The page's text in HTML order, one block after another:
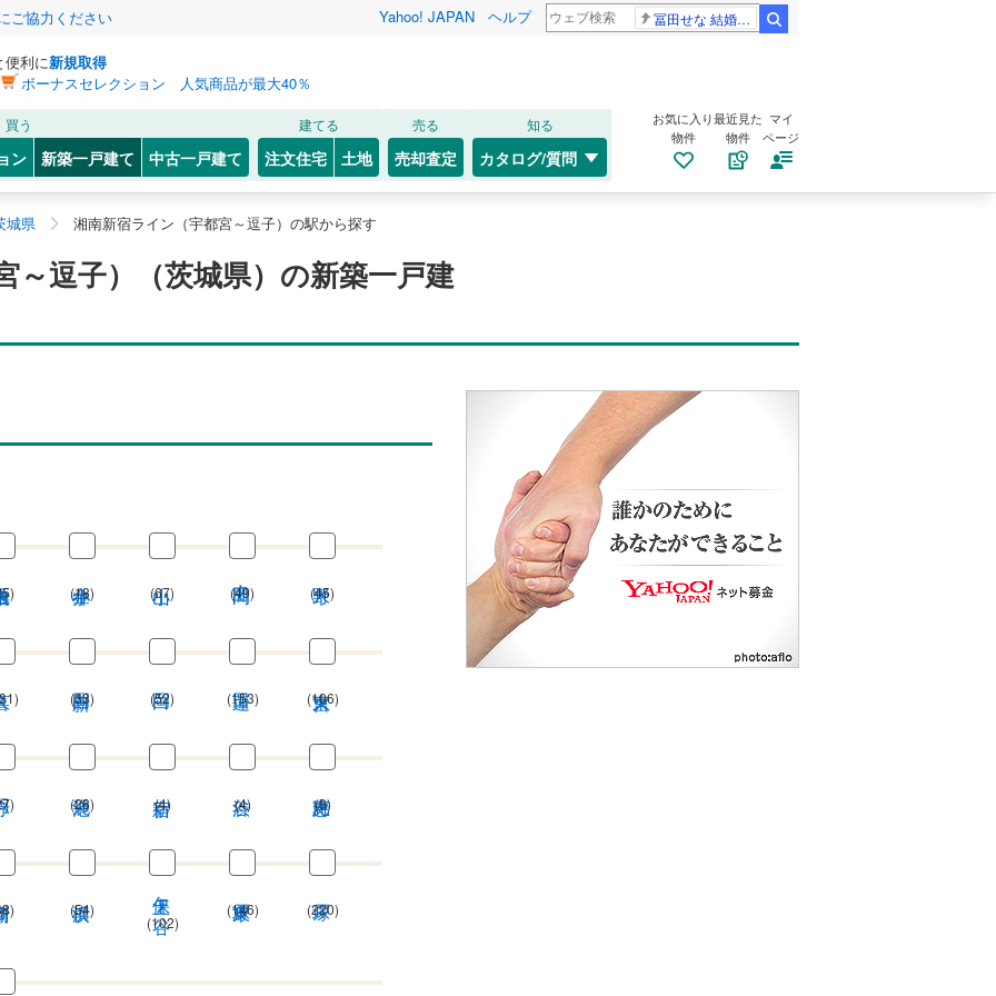
ご協力ください Yahoo! JAPAN ヘルプ 冨田せな 結婚発表
便利に新規取得
ボーナスセレクション 人気商品が最大40％
買う
ン 新築一戸建て 中古一戸建て
建てる
注文住宅 土地
売る
売却査定
知る
カタログ/質問
お気に入り
物件
最近見た
物件
マイ
ページ
城県 湘南新宿ライン（宇都宮～逗子）の駅から探す
～逗子）（茨城県）の新築一戸建
(18) (67) (49) (45)
(33) (52) (153) (106)
(28) (4) (4) (9)
(54)
保土ケ谷
(102)
(146) (220)